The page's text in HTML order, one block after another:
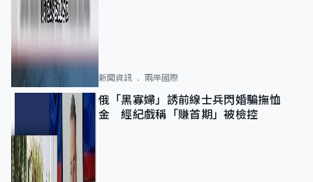
新聞資訊 兩岸國際
俄「黑寡婦」誘前線士兵閃婚騙撫恤
金 經紀戲稱「賺首期」被檢控